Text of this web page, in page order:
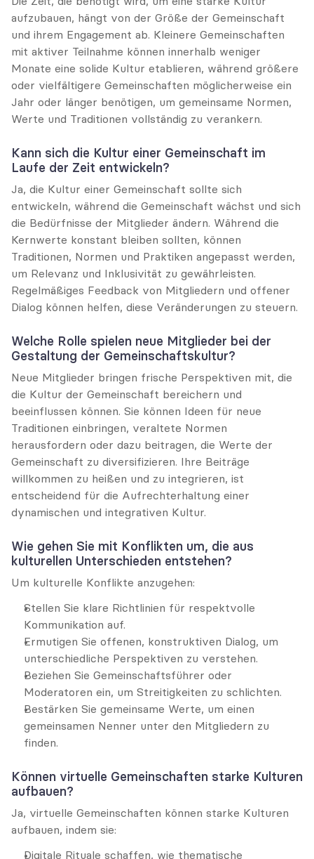
aufzubauen, hängt von der Größe der Gemeinschaft
und ihrem Engagement ab. Kleinere Gemeinschaften
mit aktiver Teilnahme können innerhalb weniger
Monate eine solide Kultur etablieren, während größere
oder vielfältigere Gemeinschaften möglicherweise ein
Jahr oder länger benötigen, um gemeinsame Normen,
Werte und Traditionen vollständig zu verankern.
Kann sich die Kultur einer Gemeinschaft im
Laufe der Zeit entwickeln?
Ja, die Kultur einer Gemeinschaft sollte sich
entwickeln, während die Gemeinschaft wächst und sich
die Bedürfnisse der Mitglieder ändern. Während die
Kernwerte konstant bleiben sollten, können
Traditionen, Normen und Praktiken angepasst werden,
um Relevanz und Inklusivität zu gewährleisten.
Regelmäßiges Feedback von Mitgliedern und offener
Dialog können helfen, diese Veränderungen zu steuern.
Welche Rolle spielen neue Mitglieder bei der
Gestaltung der Gemeinschaftskultur?
Neue Mitglieder bringen frische Perspektiven mit, die
die Kultur der Gemeinschaft bereichern und
beeinflussen können. Sie können Ideen für neue
Traditionen einbringen, veraltete Normen
herausfordern oder dazu beitragen, die Werte der
Gemeinschaft zu diversifizieren. Ihre Beiträge
willkommen zu heißen und zu integrieren, ist
entscheidend für die Aufrechterhaltung einer
dynamischen und integrativen Kultur.
Wie gehen Sie mit Konflikten um, die aus
kulturellen Unterschieden entstehen?
Um kulturelle Konflikte anzugehen:
Stellen Sie klare Richtlinien für respektvolle
Kommunikation auf.
Ermutigen Sie offenen, konstruktiven Dialog, um
unterschiedliche Perspektiven zu verstehen.
Beziehen Sie Gemeinschaftsführer oder
Moderatoren ein, um Streitigkeiten zu schlichten.
Bestärken Sie gemeinsame Werte, um einen
gemeinsamen Nenner unter den Mitgliedern zu
finden.
Können virtuelle Gemeinschaften starke Kulturen
aufbauen?
Ja, virtuelle Gemeinschaften können starke Kulturen
aufbauen, indem sie:
Digitale Rituale schaffen, wie thematische